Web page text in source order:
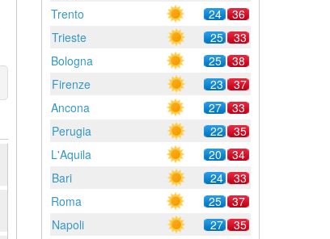
Trento
24
36
Trieste
25
33
Bologna
25
38
Firenze
23
37
Ancona
27
33
Perugia
22
35
L'Aquila
20
34
Bari
24
33
Roma
25
37
Napoli
27
35